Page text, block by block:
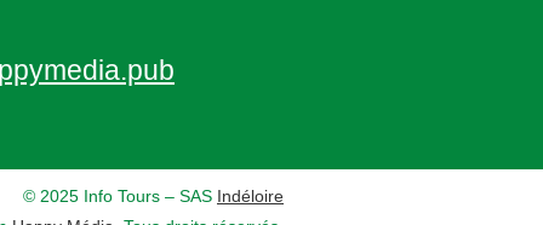
© 2025 Info Tours – SAS Indéloire